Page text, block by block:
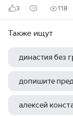
3 118
Также ищут
династия без
алексей